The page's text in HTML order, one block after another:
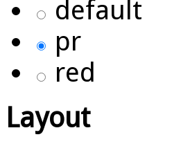
default
pr
red
Layout